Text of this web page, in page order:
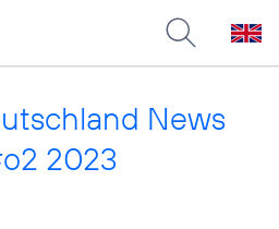
News
2023